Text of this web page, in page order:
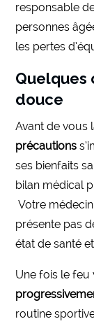
responsable
personnes
les pertes
Quelques
douce
Avant de vous
précautions
ses bienfaits
bilan médical
Votre
présente pas
état de santé
Une fois le feu
routine